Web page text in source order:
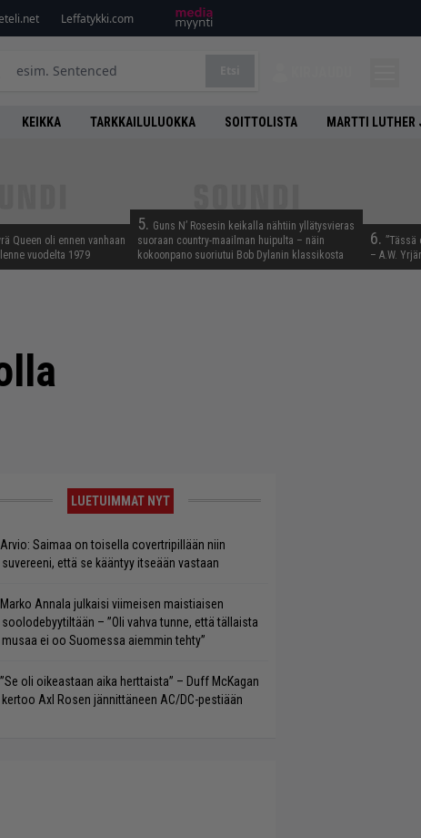
Leffatykki.com
KEIKKA TARKKAILULUOKKA SOITTOLISTA MARTTI
Queen oli ennen vanhaan
vuodelta 1979
5. Guns N’ Rosesin keikalla nähtiin yllätysvieras
suoraan country-maailman huipulta – näin
kokoonpano suoriutui Bob Dylanin klassikosta
6. ”Tässä
– A.W.
LUETUIMMAT NYT
Arvio: Saimaa on toisella covertripillään niin
suvereeni, että se kääntyy itseään vastaan
Marko Annala julkaisi viimeisen maistiaisen
soolodebyytiltään – ”Oli vahva tunne, että tällaista
musaa ei oo Suomessa aiemmin tehty”
”Se oli oikeastaan aika herttaista” – Duff McKagan
kertoo Axl Rosen jännittäneen AC/DC-pestiään